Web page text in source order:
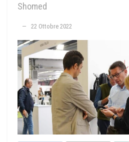
Shomed
22 Ottobre 2022